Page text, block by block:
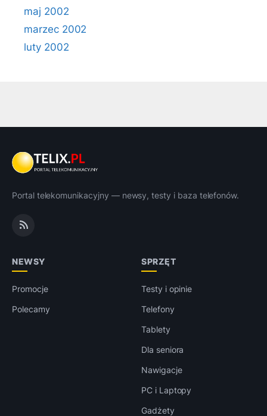
maj 2002
marzec 2002
luty 2002
Portal telekomunikacyjny — newsy, testy i baza telefonów.
NEWSY
Promocje
Polecamy
SPRZĘT
Testy i opinie
Telefony
Tablety
Dla seniora
Nawigacje
PC i Laptopy
Gadżety